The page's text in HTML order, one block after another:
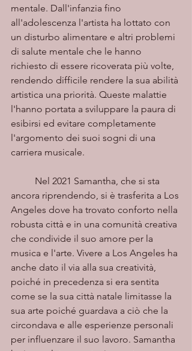
mentale. Dall'infanzia fino
all'adolescenza l'artista ha lottato con
un disturbo alimentare e altri problemi
di salute mentale che le hanno
richiesto di essere ricoverata più volte,
rendendo difficile rendere la sua abilità
artistica una priorità. Queste malattie
l'hanno portata a sviluppare la paura di
esibirsi ed evitare completamente
l'argomento dei suoi sogni di una
carriera musicale.
ancora riprendendo, si è trasferita a Los
Angeles dove ha trovato conforto nella
robusta città e in una comunità creativa
che condivide il suo amore per la
musica e l'arte. Vivere a Los Angeles ha
anche dato il via alla sua creatività,
poiché in precedenza si era sentita
come se la sua città natale limitasse la
sua arte poiché guardava a ciò che la
circondava e alle esperienze personali
per influenzare il suo lavoro. Samantha